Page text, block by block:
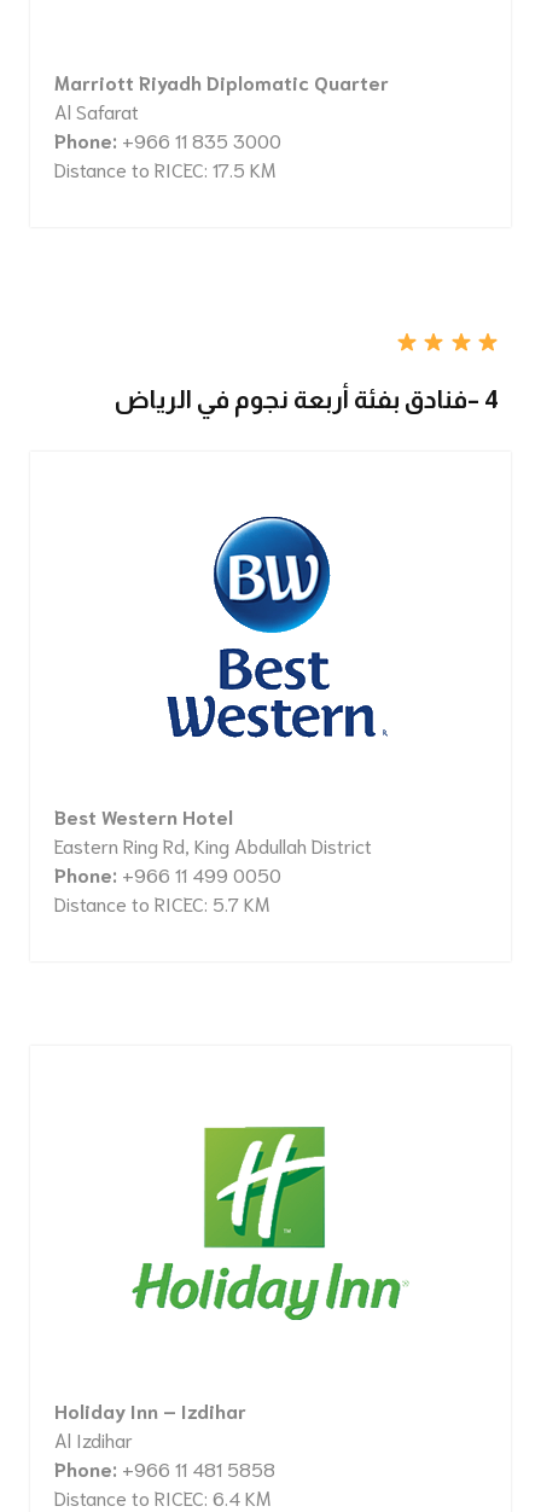
Marriott Riyadh Diplomatic Quarter
Al Safarat
Phone: +966 11 835 3000
Distance to RICEC: 17.5 KM
4 –فنادق بفئة أربعة نجوم في الرياض
Best Western Hotel
Eastern Ring Rd, King Abdullah District
Phone: +966 11 499 0050
Distance to RICEC: 5.7 KM
Holiday Inn – Izdihar
Al Izdihar
Phone: +966 11 481 5858
Distance to RICEC: 6.4 KM